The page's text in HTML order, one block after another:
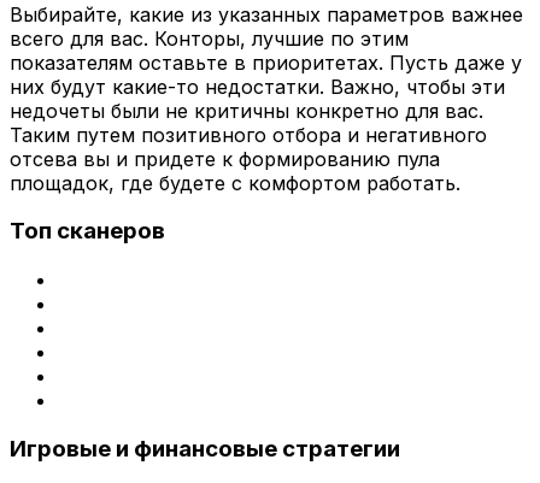
Выбирайте, какие из указанных параметров важнее
всего для вас. Конторы, лучшие по этим
показателям оставьте в приоритетах. Пусть даже у
них будут какие-то недостатки. Важно, чтобы эти
недочеты были не критичны конкретно для вас.
Таким путем позитивного отбора и негативного
отсева вы и придете к формированию пула
площадок, где будете с комфортом работать.
Топ сканеров
Игровые и финансовые стратегии